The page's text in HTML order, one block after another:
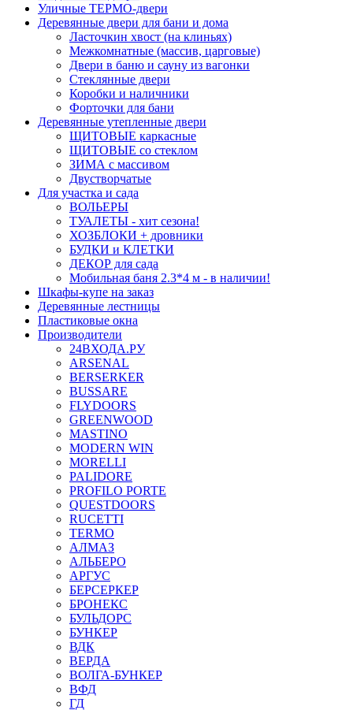
Уличные ТЕРМО-двери
Деревянные двери для бани и дома
Ласточкин хвост (на клиньях)
Межкомнатные (массив, царговые)
Двери в баню и сауну из вагонки
Стеклянные двери
Коробки и наличники
Форточки для бани
Деревянные утепленные двери
ЩИТОВЫЕ каркасные
ЩИТОВЫЕ со стеклом
ЗИМА с массивом
Двустворчатые
Для участка и сада
ВОЛЬЕРЫ
ТУАЛЕТЫ - хит сезона!
ХОЗБЛОКИ + дровники
БУДКИ и КЛЕТКИ
ДЕКОР для сада
Мобильная баня 2.3*4 м - в наличии!
Шкафы-купе на заказ
Деревянные лестницы
Пластиковые окна
Производители
24ВХОДА.РУ
ARSENAL
BERSERKER
BUSSARE
FLYDOORS
GREENWOOD
MASTINO
MODERN WIN
MORELLI
PALIDORE
PROFILO PORTE
QUESTDOORS
RUCETTI
TERMO
АЛМАЗ
АЛЬБЕРО
АРГУС
БЕРСЕРКЕР
БРОНЕКС
БУЛЬДОРС
БУНКЕР
ВДК
ВЕРДА
ВОЛГА-БУНКЕР
ВФД
ГД